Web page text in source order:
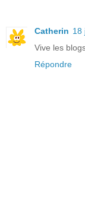
Catherin 18
Vive les
Répondre